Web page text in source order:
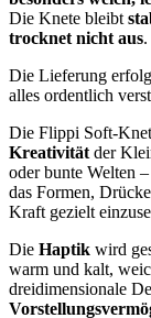
Die Knete bleibt
trocknet nicht aus.
Die Lieferung
alles ordentlich
Die Flippi Soft-
Kreativität der
oder bunte Welten
das Formen,
Kraft gezielt
Die Haptik wird
warm und kalt,
dreidimensionale